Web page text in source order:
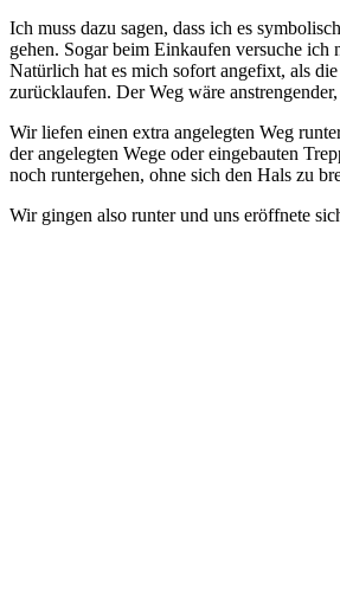
Ich muss dazu sagen, dass ich es
gehen. Sogar beim Einkaufen versuche
Natürlich hat es mich sofort angefixt, als
zurücklaufen. Der Weg wäre
Wir liefen einen extra angelegten Weg
der angelegten Wege oder eingebauten
noch runtergehen, ohne sich den Hals zu
Wir gingen also runter und uns eröffnete